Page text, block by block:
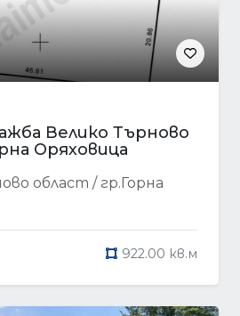
Велико Търново
Оряховица
област / гр.Горна
922.00 кв.м